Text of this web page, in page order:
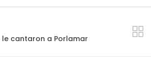
le cantaron a Porlamar